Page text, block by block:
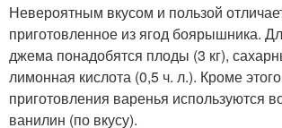
Невероятным вкусом и пользой
приготовленное из ягод боярышника.
джема понадобятся плоды (3 кг),
лимонная кислота (0,5 ч. л.). Кроме
приготовления варенья используются
ванилин (по вкусу).